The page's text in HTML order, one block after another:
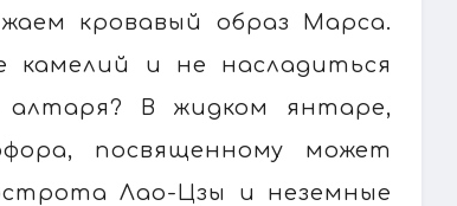
кровавый образ Марса.
камелий и не насладиться
алтаря? В жидком янтаре,
посвященному может
Лао-Цзы и неземные